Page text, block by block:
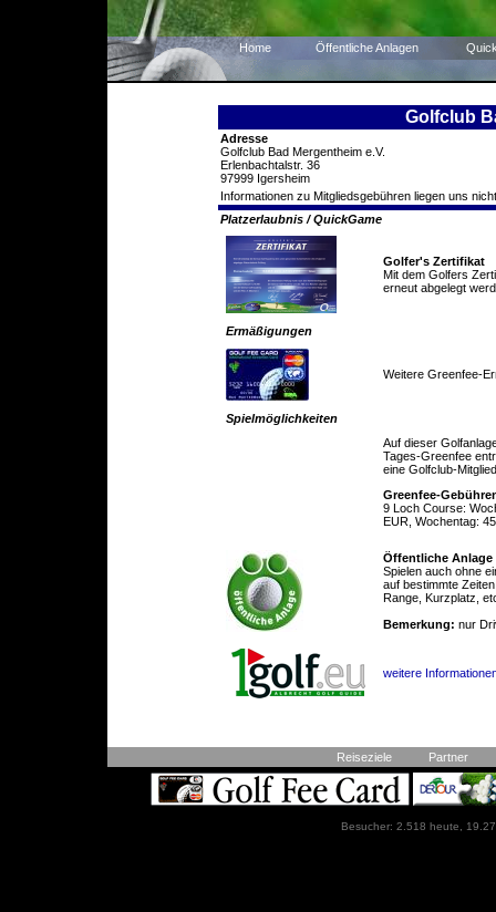
Home Öffentliche Anlagen
Golfclub
Adresse
Golfclub Bad Mergentheim e.V.
Erlenbachtalstr. 36
97999 Igersheim
Informationen zu Mitgliedsgebühren liegen uns
Platzerlaubnis / QuickGame
Golfer's Zertifikat
Mit dem Golfers
erneut abgelegt
Ermäßigungen
Weitere Greenfee-
Spielmöglichkeiten
Auf dieser
Tages-Greenfee
eine Golfclub-
Greenfee-
9 Loch Course:
EUR, Wochentag:
Öffentliche Anlage
Spielen auch ohne
auf bestimmte
Range, Kurzplatz,
Bemerkung: nur
weitere
Reiseziele Partner
Besucher: 2.518 heute,